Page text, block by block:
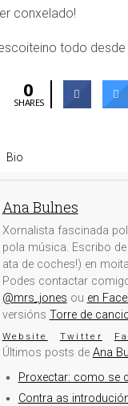
conxelado!
todo desde
0
SHARES
Bio
Ana Bulnes
Xornalista fascinada
pola música. Escribo
ata de coches!) en
Podes contactar
@mrs_jones ou en
versións Torre de
Website Twitter
Últimos posts de Ana
Proxectar: como se
Contra as